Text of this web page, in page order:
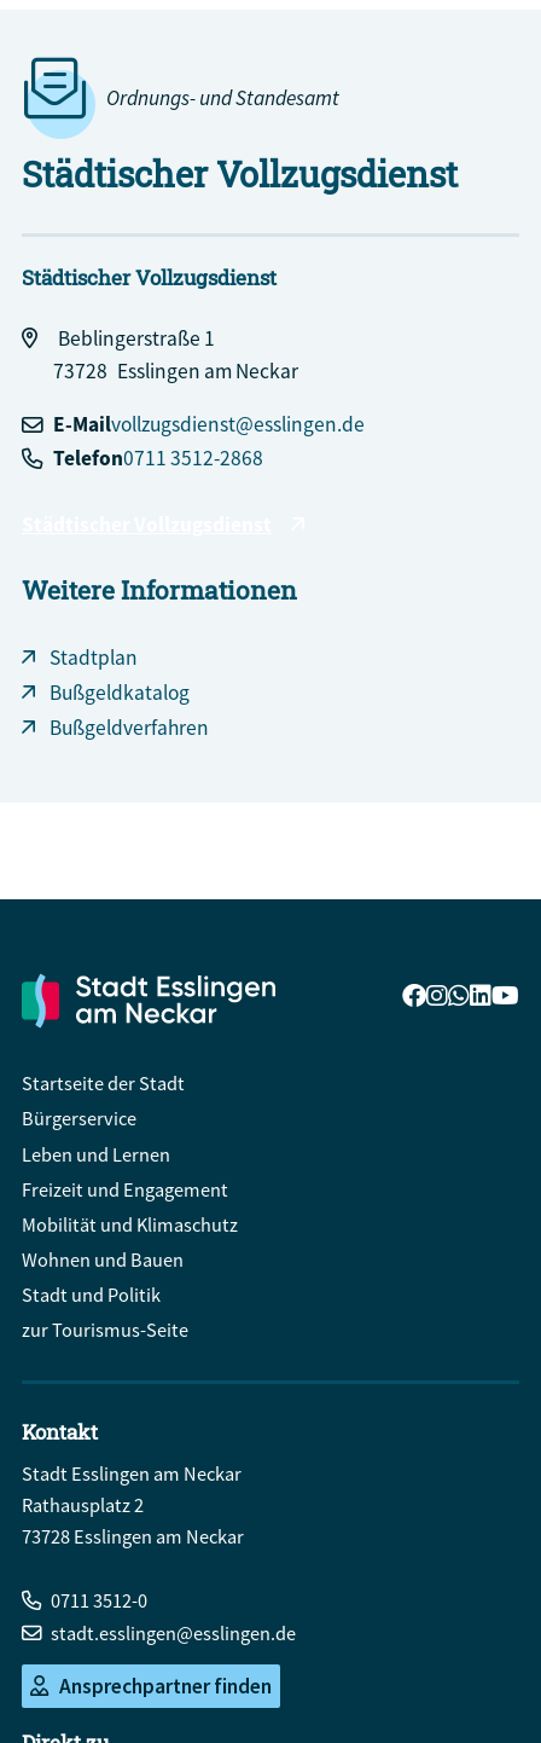
Ordnungs- und Standesamt
Städtischer Vollzugsdienst
Städtischer Vollzugsdienst
Beblingerstraße 1
73728 Esslingen am Neckar
E-Mailvollzugsdienst@esslingen.de
Telefon0711 3512-2868
Weitere Informationen
Stadtplan
Bußgeldkatalog
Bußgeldverfahren
Startseite der Stadt
Bürgerservice
Leben und Lernen
Freizeit und Engagement
Mobilität und Klimaschutz
Wohnen und Bauen
Stadt und Politik
zur Tourismus-Seite
Kontakt
Stadt Esslingen am Neckar
Rathausplatz 2
73728 Esslingen am Neckar
0711 3512-0
stadt.esslingen@esslingen.de
Ansprechpartner finden